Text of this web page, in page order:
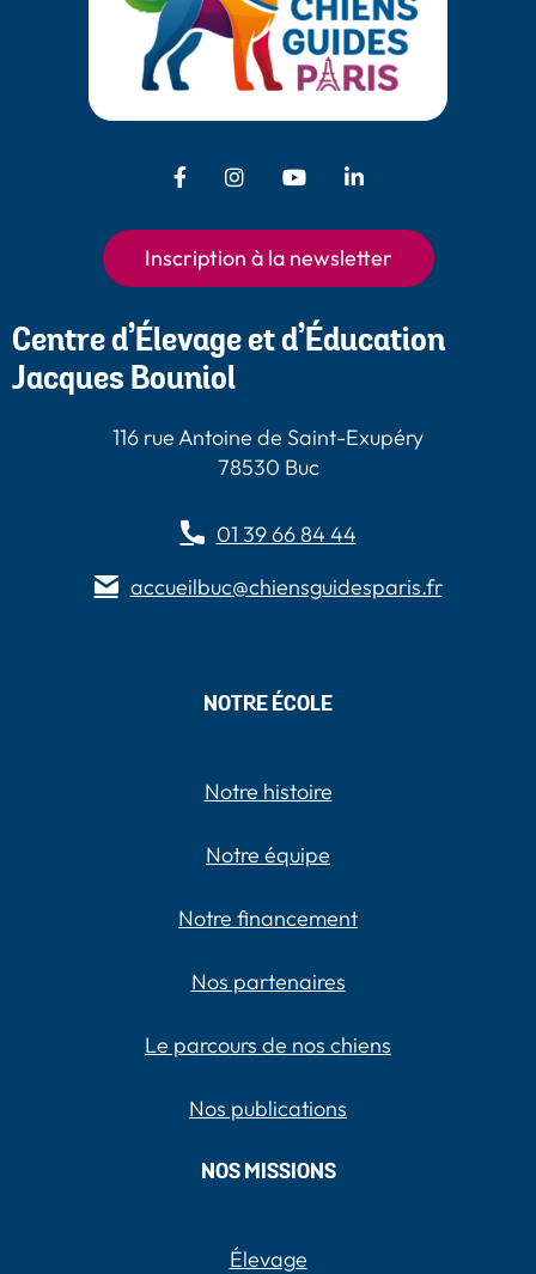
Facebook - Chiens Guides Paris
Instagram - Chiens Guides
Youtube - Chiens
Paris
Inscription à la newsletter
Centre d’Élevage et d’Éducation
Jacques Bouniol
116 rue Antoine de Saint-Exupéry
78530 Buc
01 39 66 84 44
accueilbuc@chiensguidesparis.fr
NOTRE ÉCOLE
Notre histoire
Notre équipe
Notre financement
Nos partenaires
Le parcours de nos chiens
Nos publications
NOS MISSIONS
Élevage